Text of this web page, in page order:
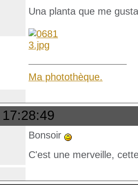
Una planta que me
Ma photothèque.
Bonsoir
C'est une merveille,